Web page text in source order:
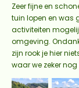
Zeer fijne en
tuin lopen en was
activiteiten
omgeving.
zijn rook je hier
waar we zeker